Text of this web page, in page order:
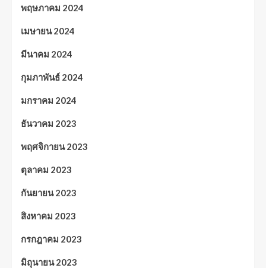
พฤษภาคม 2024
เมษายน 2024
มีนาคม 2024
กุมภาพันธ์ 2024
มกราคม 2024
ธันวาคม 2023
พฤศจิกายน 2023
ตุลาคม 2023
กันยายน 2023
สิงหาคม 2023
กรกฎาคม 2023
มิถุนายน 2023